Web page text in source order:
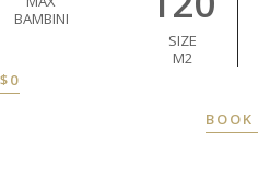
BAMBINI
$0
SIZE
M2